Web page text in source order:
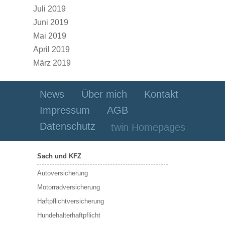
Juli 2019
Juni 2019
Mai 2019
April 2019
März 2019
News Über mich
Kontakt
Impressum
AGB
Datenschutz
twin Homepages
Sach und KFZ
Autoversicherung
Motorradversicherung
Haftpflichtversicherung
Hundehalterhaftpflicht